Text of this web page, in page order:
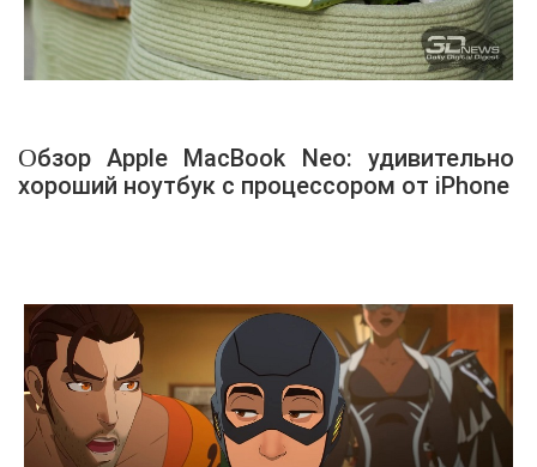
Обзор Apple MacBook Neo: удивительно
хороший ноутбук с процессором от iPhone